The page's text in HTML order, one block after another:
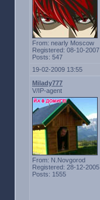
From: nearly Moscow
Registered: 08-10-2007
Posts: 547
19-02-2009 13:55
Milady777
V/IP-agent
From: N.Novgorod
Registered: 28-12-2005
Posts: 1555